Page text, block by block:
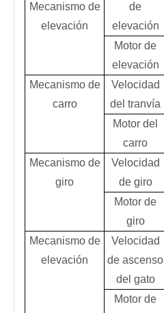
Mecanismo de
elevación
de
elevación
Motor de
elevación
Mecanismo de
carro
Velocidad
del tranvía
Motor del
carro
Mecanismo de
giro
Velocidad
de giro
Motor de
giro
Mecanismo de
elevación
Velocidad
de ascenso
del gato
Motor de